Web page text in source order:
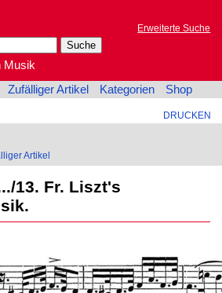
Erweiterte Suche
Musik
Zufälliger Artikel Kategorien Shop
DRUCKEN
Artikel
13. Fr. Liszt's